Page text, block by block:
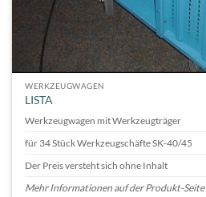
WERKZEUGWAGEN
LISTA
Werkzeugwagen mit Werkzeugträger
für 34 Stück Werkzeugschäfte SK-40/45
Der Preis versteht sich ohne Inhalt
Mehr Informationen auf der Produkt-Seite